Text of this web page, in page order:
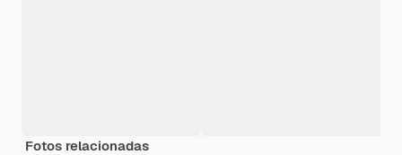
Fotos relacionadas